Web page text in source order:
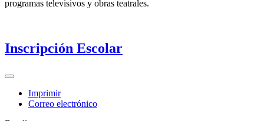
programas televisivos y obras teatrales.
Inscripción Escolar
Imprimir
Correo electrónico